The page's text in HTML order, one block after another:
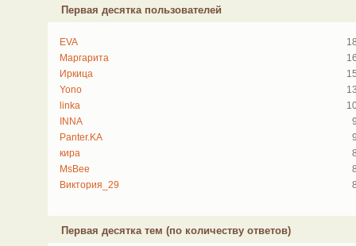
Первая десятка пользователей
EVA
Маргарита
Иркица
Yono
linka
INNA
Panter.KA
кира
MsBee
Виктория_29
Первая десятка тем (по количеству ответов)